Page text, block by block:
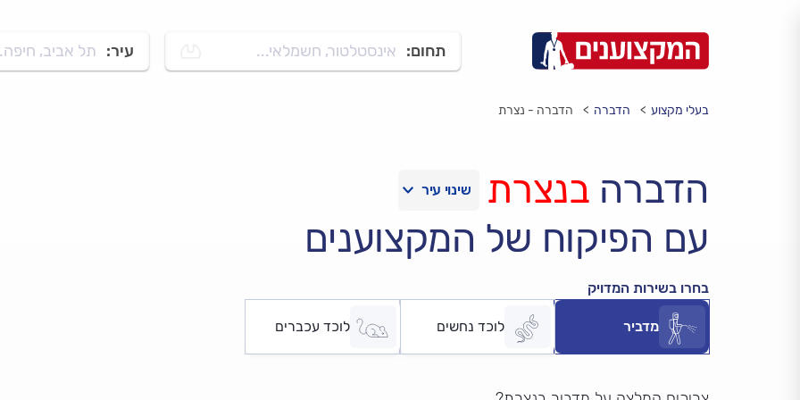
תחום: אינסטלטור, חשמלאי... עיר: תל אביב,
בעלי מקצוע הדברה הדברה - נצרת
הדברה בנצרת
עם הפיקוח של המקצוענים
בחרו בשירות המדויק
מדביר לוכד נחשים לוכד עכברים